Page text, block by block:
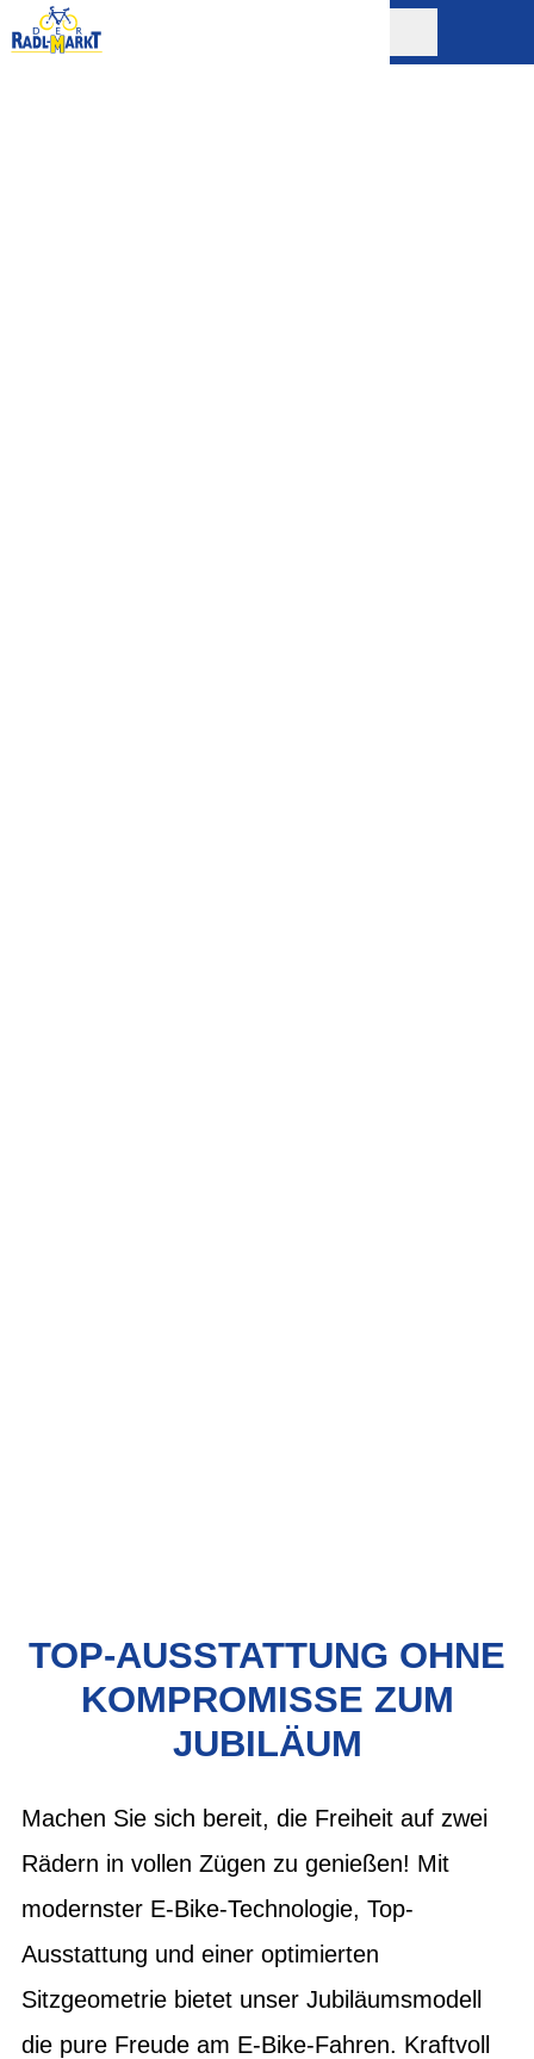
TOP-AUSSTATTUNG OHNE
KOMPROMISSE ZUM
JUBILÄUM
Machen Sie sich bereit, die Freiheit auf zwei
Rädern in vollen Zügen zu genießen! Mit
modernster E-Bike-Technologie, Top-
Ausstattung und einer optimierten
Sitzgeometrie bietet unser Jubiläumsmodell
die pure Freude am E-Bike-Fahren. Kraftvoll